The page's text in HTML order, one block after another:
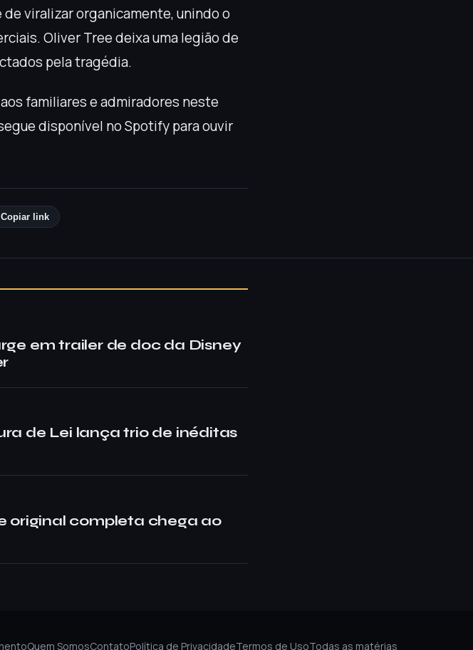
viralizar organicamente, unindo o
Oliver Tree deixa uma legião de
pela tragédia.
familiares e admiradores neste
disponível no Spotify para ouvir
Copiar link
em trailer de doc da Disney
de Lei lança trio de inéditas
original completa chega ao
Quem SomosContatoPolítica de PrivacidadeTermos de UsoTodas as matérias